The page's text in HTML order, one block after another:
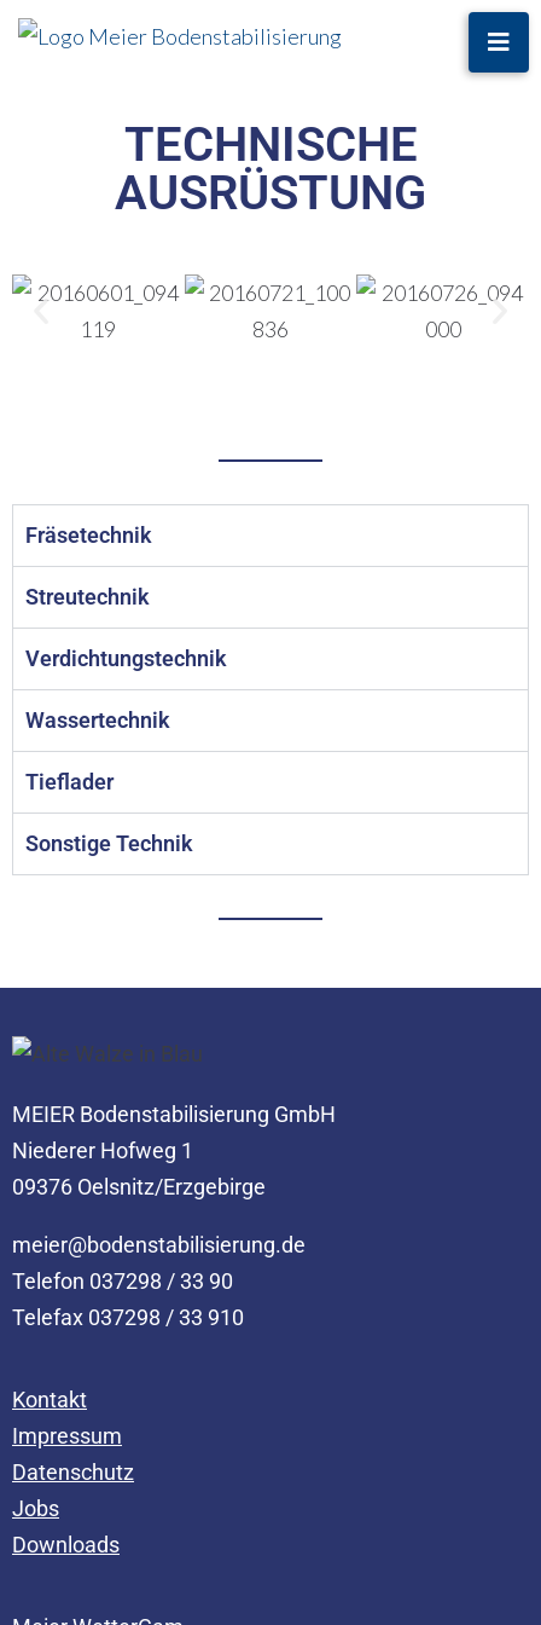
TECHNISCHE
AUSRÜSTUNG
Fräsetechnik
Streutechnik
Verdichtungstechnik
Wassertechnik
Tieflader
Sonstige Technik
MEIER Bodenstabilisierung GmbH
Niederer Hofweg 1
09376 Oelsnitz/Erzgebirge
meier@bodenstabilisierung.de
Telefon 037298 / 33 90
Telefax 037298 / 33 910
Kontakt
Impressum
Datenschutz
Jobs
Downloads